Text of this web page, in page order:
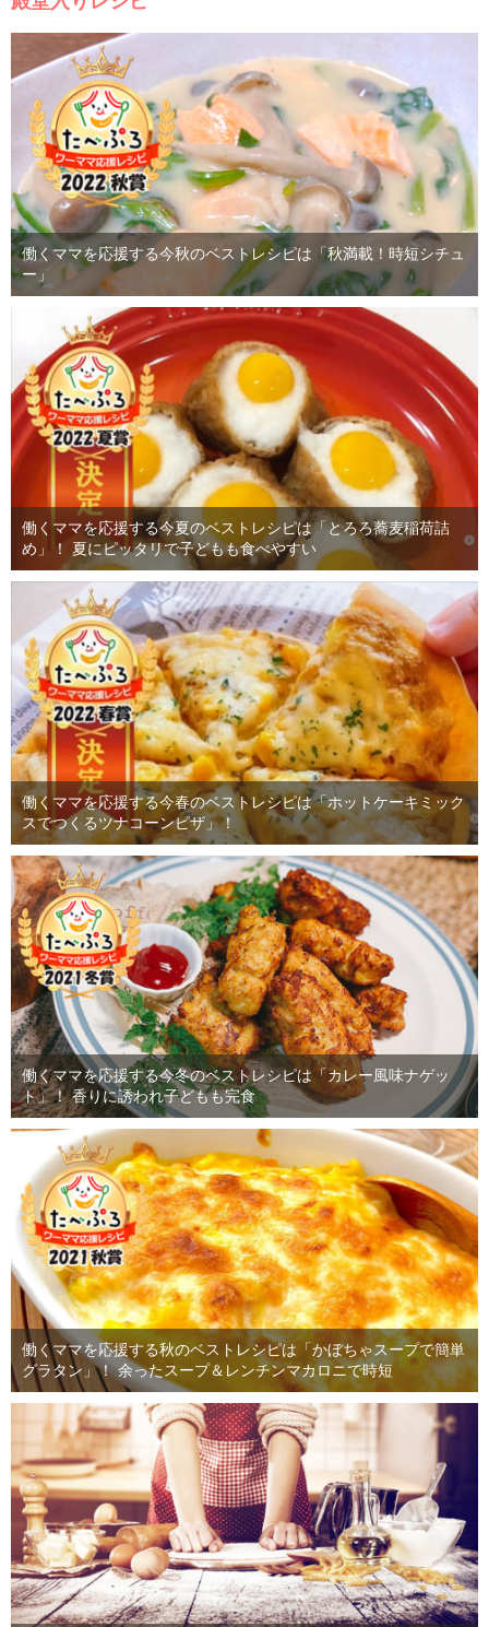
働くママを応援する今秋のベストレシピは「秋満載！時短シチュ
ー」
働くママを応援する今夏のベストレシピは「とろろ蕎麦稲荷詰
め」！ 夏にピッタリで子どもも食べやすい
働くママを応援する今春のベストレシピは「ホットケーキミック
スでつくるツナコーンピザ」！
働くママを応援する今冬のベストレシピは「カレー風味ナゲッ
ト」！ 香りに誘われ子どもも完食
働くママを応援する秋のベストレシピは「かぼちゃスープで簡単
グラタン」！ 余ったスープ＆レンチンマカロニで時短